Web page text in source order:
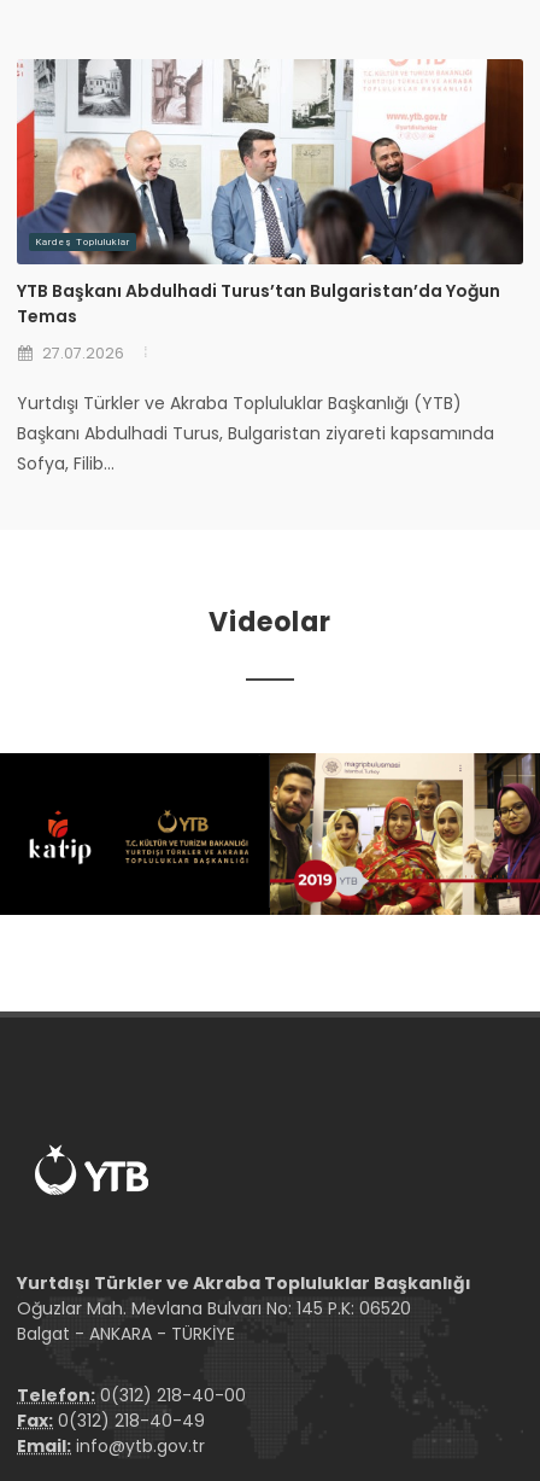
Kardeş Topluluklar
YTB Başkanı Abdulhadi Turus’tan Bulgaristan’da Yoğun
Temas
27.07.2026
Yurtdışı Türkler ve Akraba Topluluklar Başkanlığı (YTB)
Başkanı Abdulhadi Turus, Bulgaristan ziyareti kapsamında
Sofya, Filib...
Videolar
Yurtdışı Türkler ve Akraba Topluluklar Başkanlığı
Oğuzlar Mah. Mevlana Bulvarı No: 145 P.K: 06520
Balgat - ANKARA - TÜRKİYE
Telefon: 0(312) 218-40-00
Fax: 0(312) 218-40-49
Email: info@ytb.gov.tr